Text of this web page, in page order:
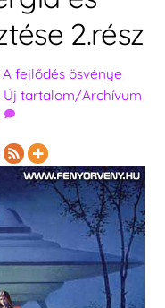
2.rész
fejlődés ösvénye
Új tartalom/Archívum